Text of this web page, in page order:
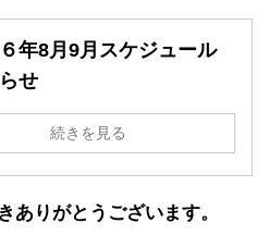
年8月9月スケジュール
せ
続きを見る
ありがとうございます。